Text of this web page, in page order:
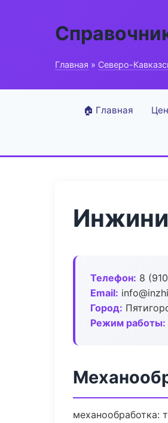
Главная » Северо-
🏠 Главная
Телефон: 8
Email:
Город:
Режим работы:
механообработка: